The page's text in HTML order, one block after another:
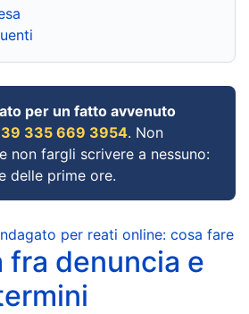
per un fatto avvenuto
335 669 3954. Non
non fargli scrivere a nessuno:
delle prime ore.
per reati online: cosa fare
fra denuncia e